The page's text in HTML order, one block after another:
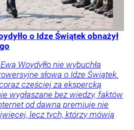
o Idze Świątek obnażył
Woydyłło nie wybuchła
słowa o Idze Świątek.
częściej za ekspercką
wygłaszane bez wiedzy, faktów
od dawna premiuje nie
lecz tych, którzy mówią